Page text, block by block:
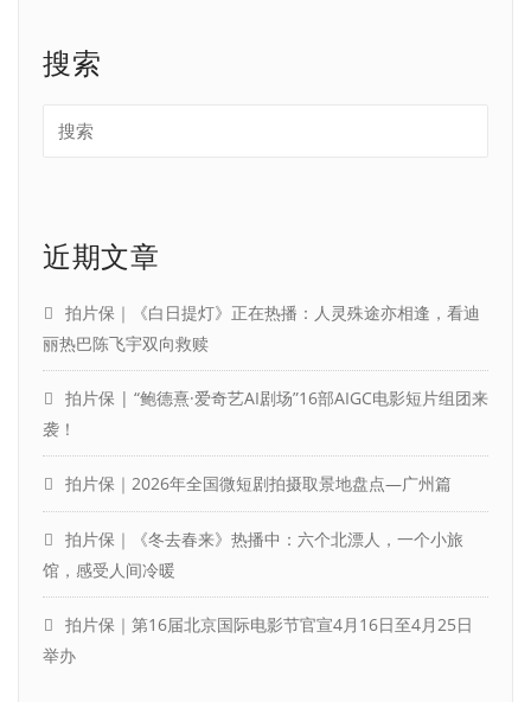
搜索
近期文章
拍片保｜《白日提灯》正在热播：人灵殊途亦相逢，看迪
丽热巴陈飞宇双向救赎
拍片保 | “鲍德熹·爱奇艺AI剧场”16部AIGC电影短片组团来
袭！
拍片保｜2026年全国微短剧拍摄取景地盘点—广州篇
拍片保｜《冬去春来》热播中：六个北漂人，一个小旅
馆，感受人间冷暖
拍片保｜第16届北京国际电影节官宣4月16日至4月25日
举办